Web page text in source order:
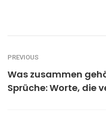
PREVIOUS
Was zusammen
Sprüche: Worte, die